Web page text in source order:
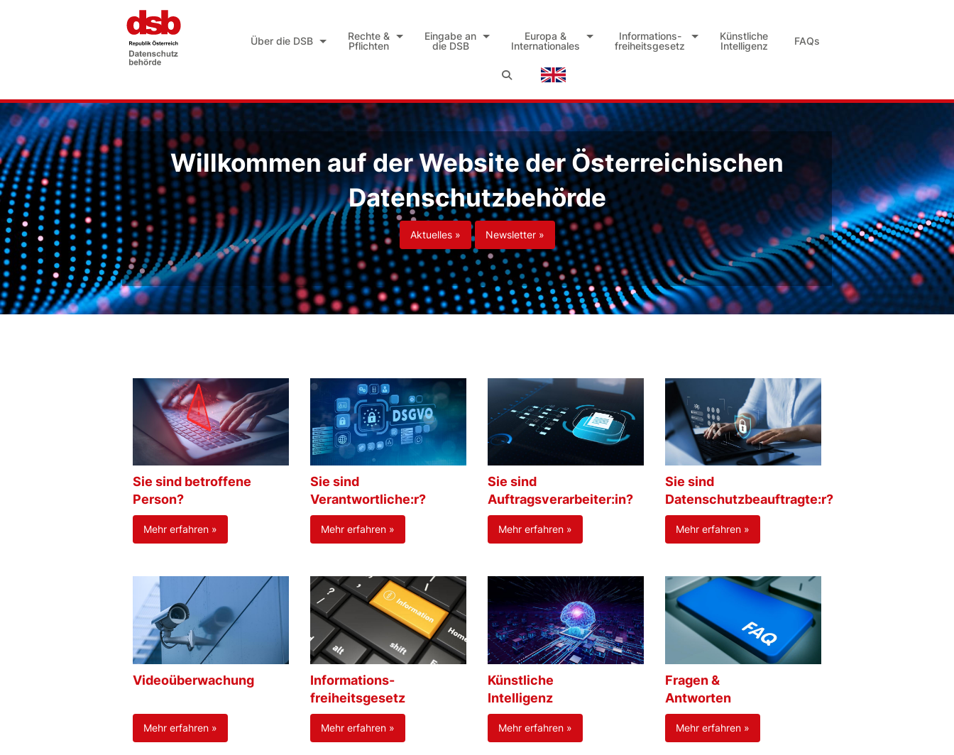
Über die DSB
Rechte &
Pflichten
Eingabe an
die DSB
Europa &
Internationales
Informations-
freiheitsgesetz
Künstliche
Intelligenz
FAQs
Willkommen auf der Website der Österreichischen
Datenschutzbehörde
Aktuelles » Newsletter »
Sie sind betroffene
Person?
Mehr erfahren »
Sie sind
Verantwortliche:r?
Mehr erfahren »
Sie sind
Auftragsverarbeiter:in?
Mehr erfahren »
Sie sind
Datenschutzbeauftragte:r?
Mehr erfahren »
Videoüberwachung
Mehr erfahren »
Informations-
freiheitsgesetz
Mehr erfahren »
Künstliche
Intelligenz
Mehr erfahren »
Fragen &
Antworten
Mehr erfahren »